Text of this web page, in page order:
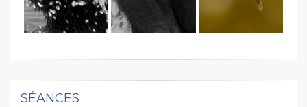
SÉANCES